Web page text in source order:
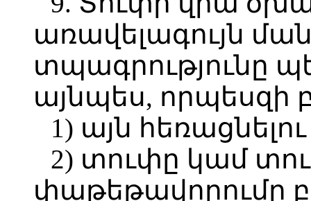
առավելագույն
տպագրությունը
այնպես, որպեսզի
1) այն
2) տուփը կամ
փաթեթավորումը